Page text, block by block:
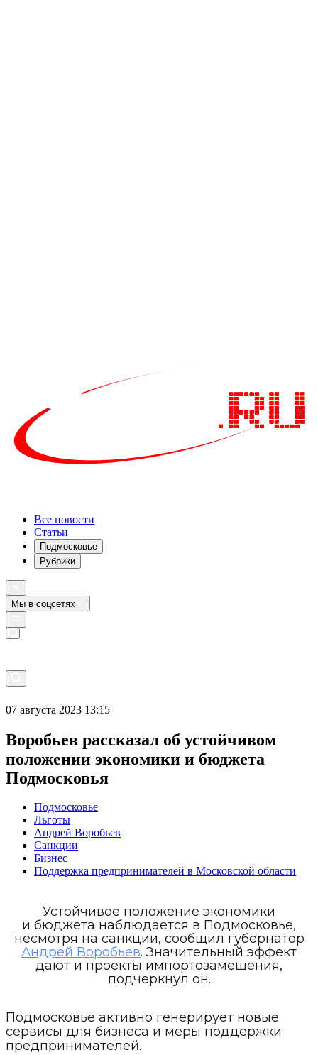
Все новости
Статьи
Подмосковье
Рубрики
Мы в соцсетях
07 августа 2023 13:15
Воробьев рассказал об устойчивом
положении экономики и бюджета
Подмосковья
Подмосковье
Льготы
Андрей Воробьев
Санкции
Бизнес
Поддержка предпринимателей в Московской области
Устойчивое положение экономики
и бюджета наблюдается в Подмосковье,
несмотря на санкции, сообщил губернатор
Андрей Воробьев. Значительный эффект
дают и проекты импортозамещения,
подчеркнул он.
Подмосковье активно генерирует новые
сервисы для бизнеса и меры поддержки
предпринимателей.